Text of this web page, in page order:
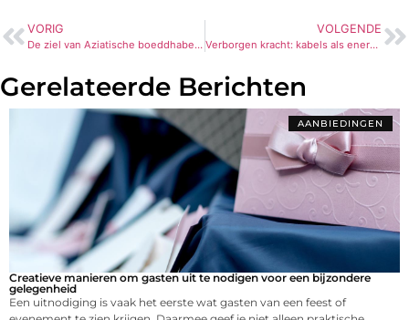
VORIG
De ziel van Aziatische boeddhabeelden ontsluierd
VOLGENDE
Verborgen kracht: kabels als energieverbindingen
Gerelateerde Berichten
AANBIEDINGEN
Creatieve manieren om gasten uit te nodigen voor een bijzondere
gelegenheid
Een uitnodiging is vaak het eerste wat gasten van een feest of